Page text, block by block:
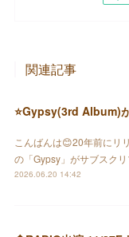
関連記事
こんばんは😊20年前にリ
の「Gypsy」がサブスク
2026.06.20 14:42